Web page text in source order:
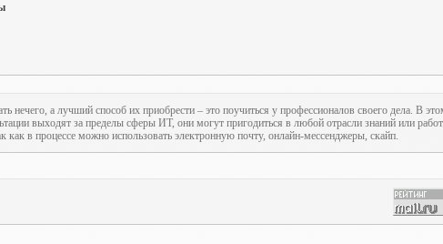
нечего, а лучший способ их приобрести – это поучиться у профессионалов своего дела. В
выходят за пределы сферы ИТ, они могут пригодиться в любой отрасли знаний или
как в процессе можно использовать электронную почту, онлайн-мессенджеры, скайп.